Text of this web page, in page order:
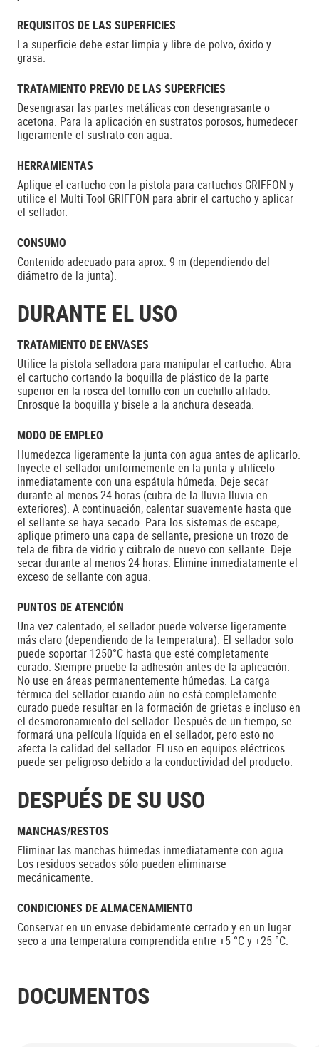
REQUISITOS DE LAS SUPERFICIES
La superficie debe estar limpia y libre de polvo, óxido y
grasa.
TRATAMIENTO PREVIO DE LAS SUPERFICIES
Desengrasar las partes metálicas con desengrasante o
acetona. Para la aplicación en sustratos porosos, humedecer
ligeramente el sustrato con agua.
HERRAMIENTAS
Aplique el cartucho con la pistola para cartuchos GRIFFON y
utilice el Multi Tool GRIFFON para abrir el cartucho y aplicar
el sellador.
CONSUMO
Contenido adecuado para aprox. 9 m (dependiendo del
diámetro de la junta).
DURANTE EL USO
TRATAMIENTO DE ENVASES
Utilice la pistola selladora para manipular el cartucho. Abra
el cartucho cortando la boquilla de plástico de la parte
superior en la rosca del tornillo con un cuchillo afilado.
Enrosque la boquilla y bisele a la anchura deseada.
MODO DE EMPLEO
Humedezca ligeramente la junta con agua antes de aplicarlo.
Inyecte el sellador uniformemente en la junta y utilícelo
inmediatamente con una espátula húmeda. Deje secar
durante al menos 24 horas (cubra de la lluvia lluvia en
exteriores). A continuación, calentar suavemente hasta que
el sellante se haya secado. Para los sistemas de escape,
aplique primero una capa de sellante, presione un trozo de
tela de fibra de vidrio y cúbralo de nuevo con sellante. Deje
secar durante al menos 24 horas. Elimine inmediatamente el
exceso de sellante con agua.
PUNTOS DE ATENCIÓN
Una vez calentado, el sellador puede volverse ligeramente
más claro (dependiendo de la temperatura). El sellador solo
puede soportar 1250°C hasta que esté completamente
curado. Siempre pruebe la adhesión antes de la aplicación.
No use en áreas permanentemente húmedas. La carga
térmica del sellador cuando aún no está completamente
curado puede resultar en la formación de grietas e incluso en
el desmoronamiento del sellador. Después de un tiempo, se
formará una película líquida en el sellador, pero esto no
afecta la calidad del sellador. El uso en equipos eléctricos
puede ser peligroso debido a la conductividad del producto.
DESPUÉS DE SU USO
MANCHAS/RESTOS
Eliminar las manchas húmedas inmediatamente con agua.
Los residuos secados sólo pueden eliminarse
mecánicamente.
CONDICIONES DE ALMACENAMIENTO
Conservar en un envase debidamente cerrado y en un lugar
seco a una temperatura comprendida entre +5 °C y +25 °C.
DOCUMENTOS